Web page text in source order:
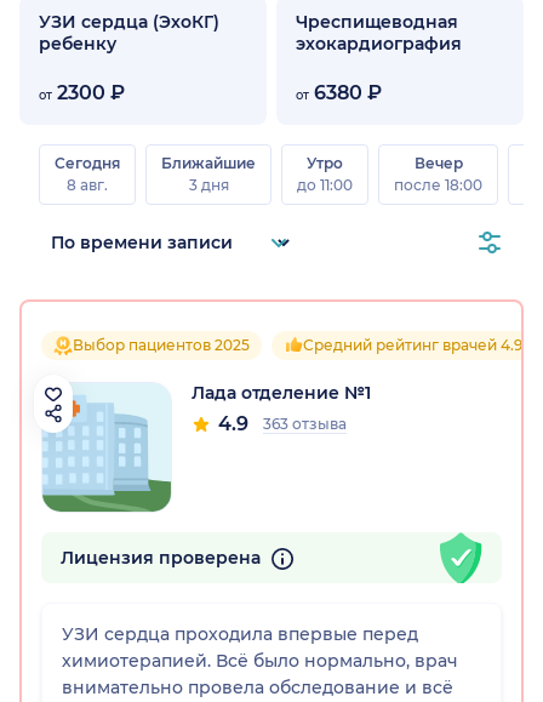
УЗИ сердца (ЭхоКГ)
ребенку
от 2300 ₽
Чреспищеводная
эхокардиография
от 6380 ₽
Сегодня
8 авг.
Ближайшие
3 дня
Утро
до 11:00
Вечер
после 18:00
Выбор пациентов 2025 Средний рейтинг врачей 4.9
Лада отделение №1
4.9 363 отзыва
Лицензия проверена
УЗИ сердца проходила впервые перед
химиотерапией. Всё было нормально, врач
внимательно провела обследование и всё